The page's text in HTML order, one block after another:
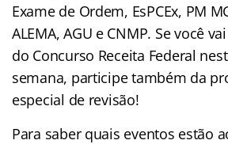
Exame de Ordem, EsPCEx, PM
ALEMA, AGU e CNMP. Se você
do Concurso Receita Federal
semana, participe também da
especial de revisão!
Para saber quais eventos estão